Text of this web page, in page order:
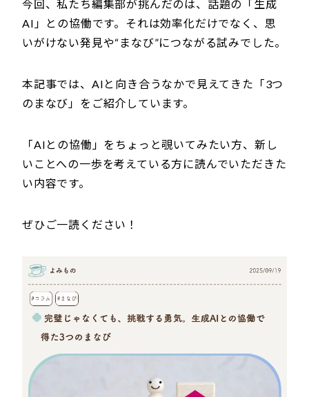
今回、私たち編集部が挑んだのは、話題の「生成
AI」との協働です。それは効率化だけでなく、思
いがけない発見や“まなび”につながる試みでした。
本記事では、AIと向き合うなかで見えてきた「3つ
のまなび」をご紹介しています。
「AIとの協働」をちょっと覗いてみたい方、新し
いことへの一歩を考えている方に読んでいただきた
い内容です。
ぜひご一読ください！